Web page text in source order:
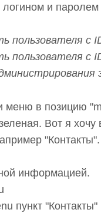
логином и паролем
пользователя с
пользователя с
ия
меню в позицию
Вот я хочу
"Контакты".
информацией.
пункт